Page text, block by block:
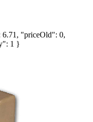
"priceOld": 0,
1 }